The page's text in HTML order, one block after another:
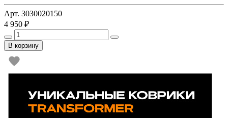
Арт. 3030020150
4 950 ₽
В корзину